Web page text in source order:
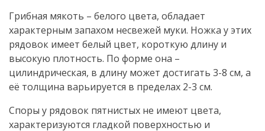
Грибная мякоть – белого цвета, обладает
характерным запахом несвежей муки. Ножка у этих
рядовок имеет белый цвет, короткую длину и
высокую плотность. По форме она –
цилиндрическая, в длину может достигать 3-8 см, а
её толщина варьируется в пределах 2-3 см.
Споры у рядовок пятнистых не имеют цвета,
характеризуются гладкой поверхностью и